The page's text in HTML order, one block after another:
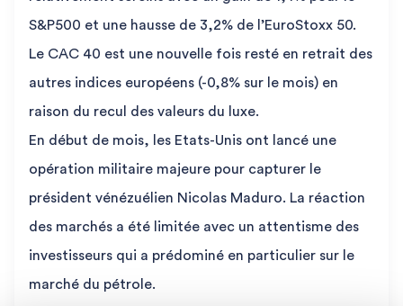
S&P500 et une hausse de 3,2% de l’EuroStoxx 50.
Le CAC 40 est une nouvelle fois resté en retrait des
autres indices européens (-0,8% sur le mois) en
raison du recul des valeurs du luxe.
En début de mois, les Etats-Unis ont lancé une
opération militaire majeure pour capturer le
président vénézuélien Nicolas Maduro. La réaction
des marchés a été limitée avec un attentisme des
investisseurs qui a prédominé en particulier sur le
marché du pétrole.